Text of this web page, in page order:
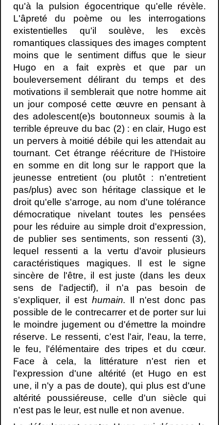
qu'à la pulsion égocentrique qu'elle révèle.
L'âpreté du poème ou les interrogations
existentielles qu'il soulève, les excès
romantiques classiques des images comptent
moins que le sentiment diffus que le sieur
Hugo en a fait exprès et que par un
bouleversement délirant du temps et des
motivations il semblerait que notre homme ait
un jour composé cette œuvre en pensant à
des adolescent(e)s boutonneux soumis à la
terrible épreuve du bac (2) : en clair, Hugo est
un pervers à moitié débile qui les attendait au
tournant. Cet étrange réécriture de l'Histoire
en somme en dit long sur le rapport que la
jeunesse entretient (ou plutôt : n'entretient
pas/plus) avec son héritage classique et le
droit qu'elle s'arroge, au nom d'une tolérance
démocratique nivelant toutes les pensées
pour les réduire au simple droit d'expression,
de publier ses sentiments, son ressenti (3),
lequel ressenti a la vertu d'avoir plusieurs
caractéristiques magiques. Il est le signe
sincère de l'être, il est juste (dans les deux
sens de l'adjectif), il n'a pas besoin de
s'expliquer, il est humain. Il n'est donc pas
possible de le contrecarrer et de porter sur lui
le moindre jugement ou d'émettre la moindre
réserve. Le ressenti, c'est l'air, l'eau, la terre,
le feu, l'élémentaire des tripes et du cœur.
Face à cela, la littérature n'est rien et
l'expression d'une altérité (et Hugo en est
une, il n'y a pas de doute), qui plus est d'une
altérité poussiéreuse, celle d'un siècle qui
n'est pas le leur, est nulle et non avenue.